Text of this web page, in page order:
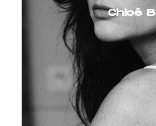
Chloé B